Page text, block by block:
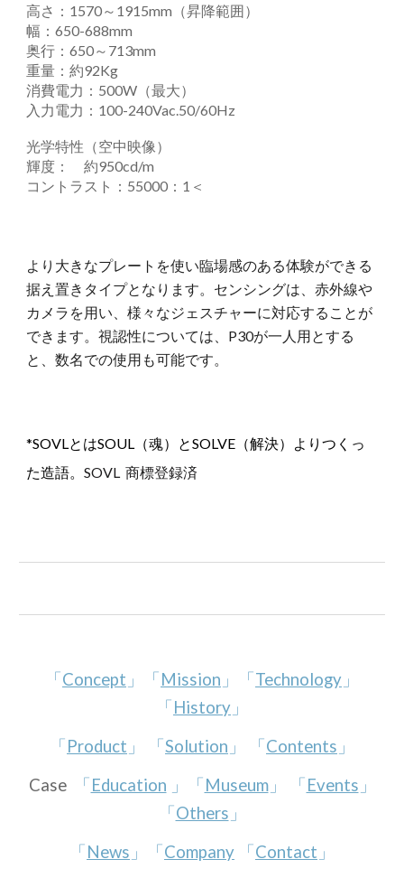
高さ：1570～1915mm（昇降範囲）
幅：650-688mm
奥行：650～713mm
重量：約92Kg
消費電力：500W（最大）
入力電力：100-240Vac.50/60Hz
光学特性（空中映像）
輝度： 約950cd/m
コントラスト：55000：1＜
より大きなプレートを使い臨場感のある体験ができる
据え置きタイプとなります。センシングは、赤外線や
カメラを用い、様々なジェスチャーに対応することが
できます。視認性については、P30が一人用とする
と、数名での使用も可能です。
*SOVLとはSOUL（魂）とSOLVE（解決）よりつくっ
た造語。SOVL 商標登録済
「Concept 」「Mission 」「Technology 」
「History 」
「Product 」 「Solution 」 「Contents 」
Case
「Education 」「Museum」 「Events 」
「Others 」
「News 」「Company 「Contact 」